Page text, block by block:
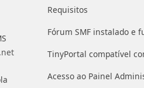
Requisitos
Fórum SMF instalado e
TinyPortal compatível
Acesso ao Painel